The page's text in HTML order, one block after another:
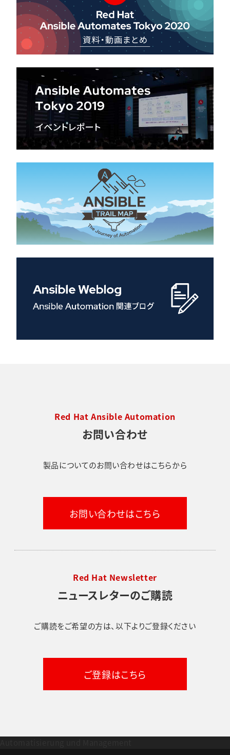
Red Hat Ansible Automation
お問い合わせ
製品についてのお問い合わせはこちらから
お問い合わせはこちら
Red Hat Newsletter
ニュースレターのご購読
ご購読をご希望の方は、以下よりご登録ください
ご登録はこちら